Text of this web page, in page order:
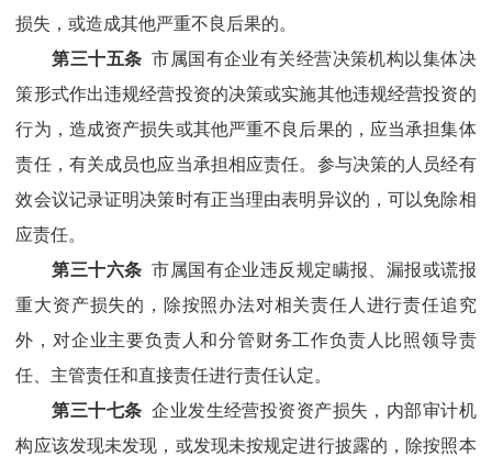
损失，或造成其他严重不良后果的。
第三十五条 市属国有企业有关经营决策机构以集体决
策形式作出违规经营投资的决策或实施其他违规经营投资的
行为，造成资产损失或其他严重不良后果的，应当承担集体
责任，有关成员也应当承担相应责任。参与决策的人员经有
效会议记录证明决策时有正当理由表明异议的，可以免除相
应责任。
第三十六条 市属国有企业违反规定瞒报、漏报或谎报
重大资产损失的，除按照办法对相关责任人进行责任追究
外，对企业主要负责人和分管财务工作负责人比照领导责
任
主管责任和直接责任进行责任认定。
第三十七条 企业发生经营投资资产损失，内部审计机
构应该发现未发现，或发现未按规定进行披露的，除按照本